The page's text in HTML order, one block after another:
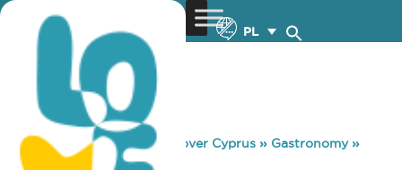
PL
You are here: Home »Discover Cyprus » Gastronomy»
TEGRIDY PARK